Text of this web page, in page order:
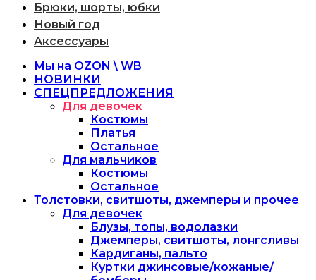
Брюки, шорты, юбки
Новый год
Аксессуары
Мы на OZON \ WB
НОВИНКИ
СПЕЦПРЕДЛОЖЕНИЯ
Для девочек
Костюмы
Платья
Остальное
Для мальчиков
Костюмы
Остальное
Толстовки, свитшоты, джемперы и прочее
Для девочек
Блузы, топы, водолазки
Джемперы, свитшоты, лонгсливы
Кардиганы, пальто
Куртки джинсовые/кожаные/